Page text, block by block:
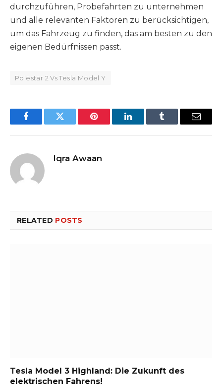
durchzuführen, Probefahrten zu unternehmen
und alle relevanten Faktoren zu berücksichtigen,
um das Fahrzeug zu finden, das am besten zu den
eigenen Bedürfnissen passt.
Polestar 2 Vs Tesla Model Y
FacebookTwitter Pinterest LinkedInTumblr Email
Iqra Awaan
RELATED POSTS
Tesla Model 3 Highland: Die Zukunft des
elektrischen Fahrens!